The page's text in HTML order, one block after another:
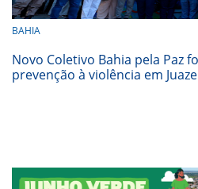
BAHIA
Novo Coletivo Bahia pela Paz
prevenção à violência em